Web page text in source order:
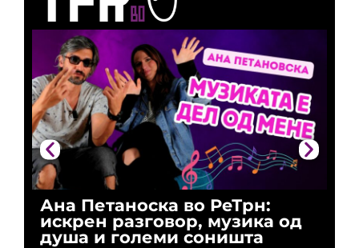
Ана Петаноска во РеТрн:
искрен разговор, музика од
душа и големи соништа